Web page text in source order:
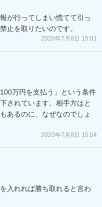
が行ってしまい慌てて引っ
止を取りたいのです。
2020年7月8日 15:01
万円を支払う」という条件
されています。相手方はと
あるのに、なぜなのでしょ
2020年7月8日 15:04
入れれば勝ち取れると言わ